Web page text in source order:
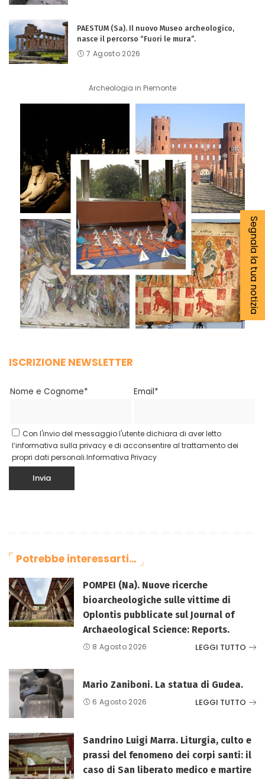
PAESTUM (Sa). Il nuovo Museo archeologico,
nasce il percorso “Fuori le mura”.
7 Agosto 2026
Archeologia in Piemonte
ISCRIZIONE NEWSLETTER
Nome e Cognome* Email*
Con l'invio del messaggio l'utente dichiara di aver letto
l’informativa sulla privacy e di acconsentire al trattamento dei
propri dati personali.Informativa Privacy
Potrebbe interessarti…
POMPEI (Na). Nuove ricerche
bioarcheologiche sulle vittime di
Oplontis pubblicate sul Journal of
Archaeological Science: Reports.
8 Agosto 2026 LEGGI TUTTO
Mario Zaniboni. La statua di Gudea.
6 Agosto 2026 LEGGI TUTTO
Sandrino Luigi Marra. Liturgia, culto e
prassi del fenomeno dei corpi santi: il
caso di San liberato medico e martire
Segnala la tua notizia